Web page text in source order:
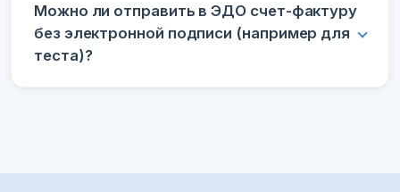
Можно ли отправить в ЭДО счет-фактуру
без электронной подписи (например для
теста)?